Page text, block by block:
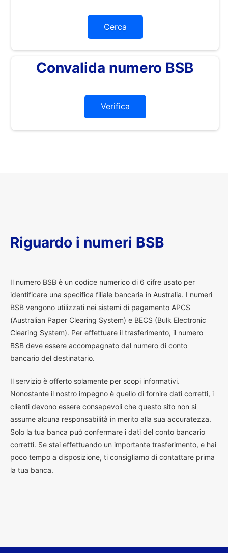
Cerca
Convalida numero BSB
Verifica
Riguardo i numeri BSB
Il numero BSB è un codice numerico di 6 cifre usato per
identificare una specifica filiale bancaria in Australia. I numeri
BSB vengono utilizzati nei sistemi di pagamento APCS
(Australian Paper Clearing System) e BECS (Bulk Electronic
Clearing System). Per effettuare il trasferimento, il numero
BSB deve essere accompagnato dal numero di conto
bancario del destinatario.
Il servizio è offerto solamente per scopi informativi.
Nonostante il nostro impegno è quello di fornire dati corretti, i
clienti devono essere consapevoli che questo sito non si
assume alcuna responsabilità in merito alla sua accuratezza.
Solo la tua banca può confermare i dati del conto bancario
corretti. Se stai effettuando un importante trasferimento, e hai
poco tempo a disposizione, ti consigliamo di contattare prima
la tua banca.